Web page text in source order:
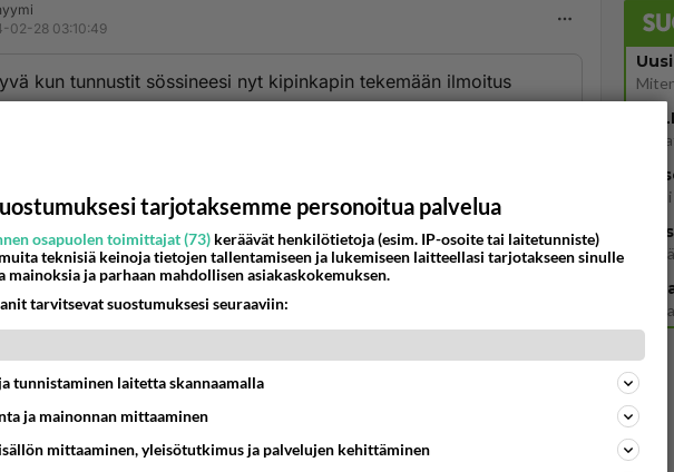
02-28 03:10:49
kun tunnustit sössineesi nyt kipinkapin tekemään ilmoitus
olevinaan jotenkin hauska, kun päätit noin typerän kommentin
olla joka epäselvää.
tarjotaksemme personoitua palvelua
osapuolen toimittajat (73) keräävät henkilötietoja (esim. IP-osoite tai laitetunniste)
teknisiä keinoja tietojen tallentamiseen ja lukemiseen laitteellasi tarjotakseen sinulle
ja parhaan mahdollisen asiakaskokemuksen.
tarvitsevat suostumuksesi seuraaviin:
tunnistaminen laitetta skannaamalla
ja mainonnan mittaaminen
mittaaminen, yleisötutkimus ja palvelujen kehittäminen